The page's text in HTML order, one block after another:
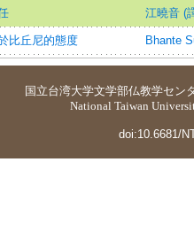
江曉音 (
比丘尼的態度 Bhante
国立台湾大学文学部仏教学セン
National Taiwan
doi:10.6681/